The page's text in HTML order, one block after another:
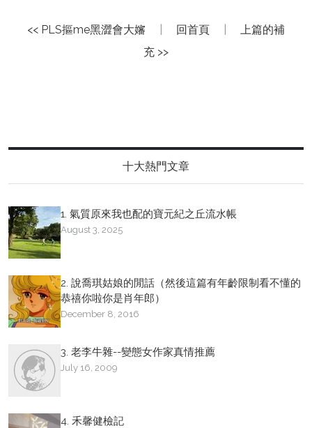
<< PLS摳me黑澀會大嬸 回首頁
上篇的補
充 >>
十大熱門文章
1. 氣質原來我也配的寶元紀之丘流水帳
August 3, 2025
2. 說喬琪姑娘的閒話（然後這篇有年齡限制看不懂的
恭禧你啦你是肖年郎）
December 8, 2016
3. 老李牛雜--變態女作家真情推薦
July 16, 2009
4. 禾馨健檢記